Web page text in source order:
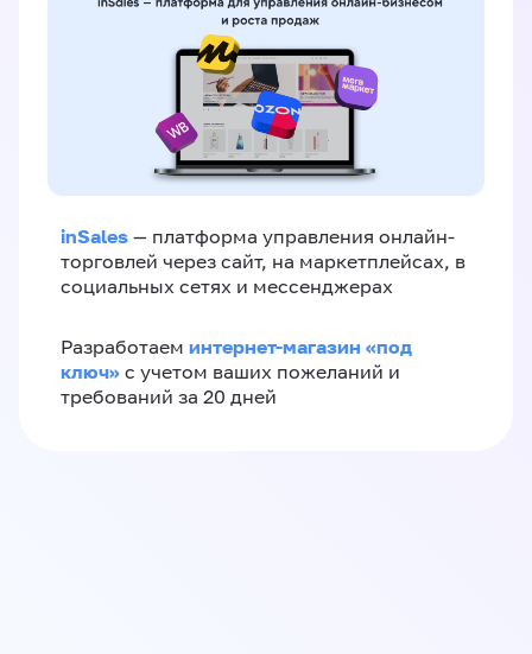
inSales — платформа управления онлайн-
торговлей через сайт, на маркетплейсах, в
социальных сетях и мессенджерах
Разработаем интернет-магазин «‎под
ключ»‎ с учетом ваших пожеланий и
требований за 20 дней